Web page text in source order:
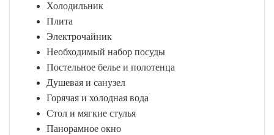
Холодильник
Плита
Электрочайник
Необходимый набор посуды
Постельное белье и полотенца
Душевая и санузел
Горячая и холодная вода
Стол и мягкие стулья
Панорамное окно